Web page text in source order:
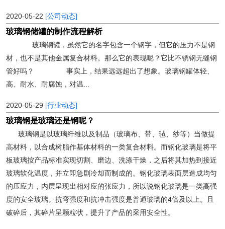
2020-05-22 [公司动态]
玻璃钢储罐的制作流程解析
玻璃钢罐，虽然它的名字包含一个钢字，但它的压力不是钢
材，也不是其他金属复合材料。那么它的表现呢？它比不锈钢无缝钢
管好吗？ 事实上，结果远远超出了想象。玻璃钢罐体轻、
高、耐水、耐腐蚀，对温...
2020-05-29 [行业动态]
玻璃钢是玻璃还是钢呢？
玻璃钢是以玻璃纤维以及制品（玻璃布、带、毡、纱等）当做提
高材料，以合成树脂作基体材料的一类复合材料。而钢化玻璃是将平
板玻璃按产品标准实现切割、磨边、洗涤干燥，之后将其加热到接近
玻璃软化温度，并立即急剧冷却而制成的。钢化玻璃表面层造成均匀
的压应力，内层呈现出相对应的张应力，所以说钢化玻璃是一类高强
度的安全玻璃。抗弯强度和抗冲击强度是普通玻璃的4倍及以上。且
破碎后，其碎片呈颗粒状，提升了产品的采用安全性。